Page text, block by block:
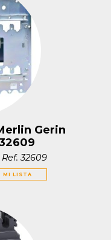
Gerin
Ref.32609
MI LISTA